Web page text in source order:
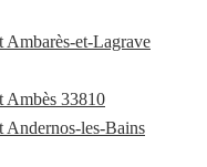
Ambarès-et-Lagrave
Ambès 33810
Andernos-les-Bains